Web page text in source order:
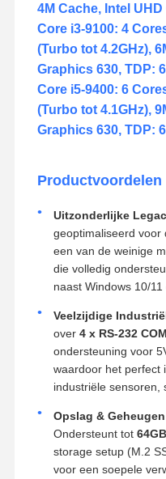
4M Cache, Intel
Core i3-9100: 4
(Turbo tot 4.2GHz),
Graphics 630, TDP:
Core i5-9400: 6
(Turbo tot 4.1GHz),
Graphics 630, TDP:
Productvoordelen
Uitzonderlijke
geoptimaliseerd voor
een van de weinige
die volledig
naast Windows 10/11
Veelzijdige
over 4 x RS-232
ondersteuning voor
waardoor het perfect
industriële sensoren,
Opslag &
Ondersteunt tot
storage setup (M.2
voor een soepele